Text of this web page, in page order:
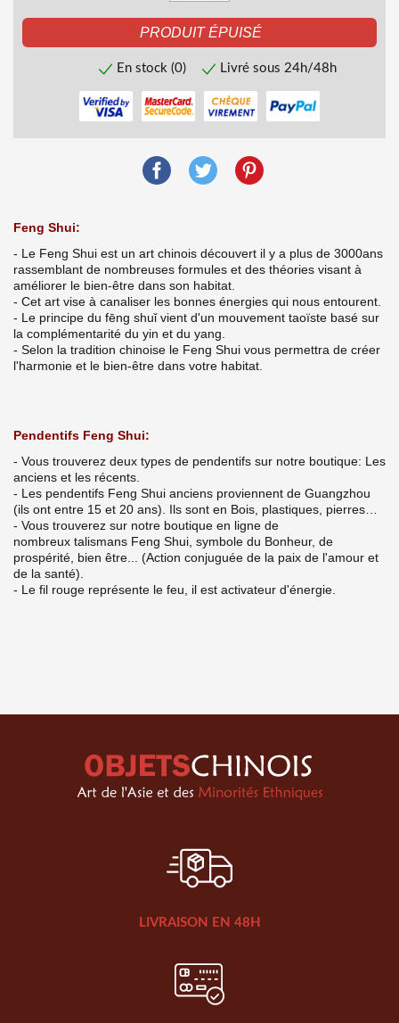
En stock (0) Livré sous 24h/48h
Feng Shui:
- Le Feng Shui est un art chinois découvert il y a plus de 3000ans
rassemblant de nombreuses formules et des théories visant à
améliorer le bien-être dans son habitat.
- Cet art vise à canaliser les bonnes énergies qui nous entourent.
- Le principe du fēng shuǐ vient d'un mouvement taoïste basé sur
la complémentarité du yin et du yang.
- Selon la tradition chinoise le Feng Shui vous permettra de créer
l'harmonie et le bien-être dans votre habitat.
Pendentifs Feng Shui:
- Vous trouverez deux types de pendentifs sur notre boutique: Les
anciens et les récents.
- Les pendentifs Feng Shui anciens proviennent de Guangzhou
(ils ont entre 15 et 20 ans). Ils sont en Bois, plastiques, pierres…
- Vous trouverez sur notre boutique en ligne de
nombreux talismans Feng Shui, symbole du Bonheur, de
prospérité, bien être... (Action conjuguée de la paix de l'amour et
de la santé).
- Le fil rouge représente le feu, il est activateur d'énergie.
LIVRAISON EN 48H